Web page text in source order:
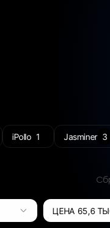
iPollo 1 Jasminer 3
65,6
ЦЕНА